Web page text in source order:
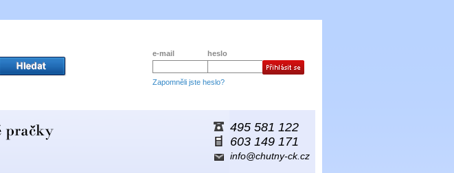
e-mail heslo
Zapomněli jste heslo?
495 581 122
603 149 171
info@chutny-ck.cz